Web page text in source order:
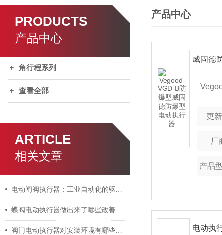
PRODUCTS
产品中心
角行程系列
查看全部
ARTICLE
相关文章
电动闸阀执行器：工业自动化的驱动力
蝶阀电动执行器做出来了哪些改善
阀门电动执行器对安装环境有哪些要求呢？
产品中心
箱，
行器
图本
更
厂
产品